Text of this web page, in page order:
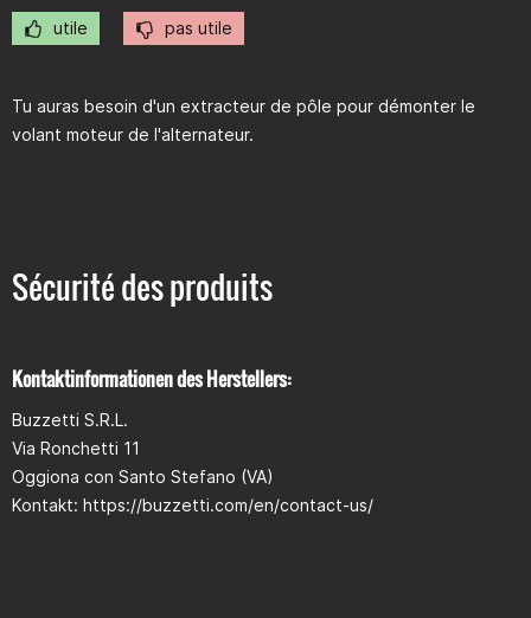
utile pas utile
Tu auras besoin d'un extracteur de pôle pour démonter le
volant moteur de l'alternateur.
Sécurité des produits
Kontaktinformationen des Herstellers:
Buzzetti S.R.L.
Via Ronchetti 11
Oggiona con Santo Stefano (VA)
Kontakt: https://buzzetti.com/en/contact-us/